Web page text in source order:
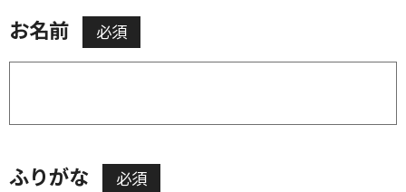
お名前 必須
ふりがな 必須